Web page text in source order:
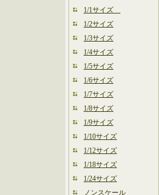
1/1サイズ
1/2サイズ
1/3サイズ
1/4サイズ
1/5サイズ
1/6サイズ
1/7サイズ
1/8サイズ
1/9サイズ
1/10サイズ
1/12サイズ
1/18サイズ
1/24サイズ
ノンスケール